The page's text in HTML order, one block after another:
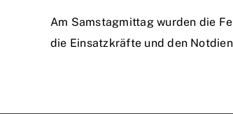
Am Samstagmittag wurden die
die Einsatzkräfte und den